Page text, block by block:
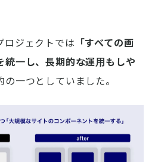
ロジェクトでは 「すべての画
統一し、長期的な運用もしや
の一つとしていました。